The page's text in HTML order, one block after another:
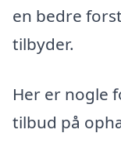
en bedre
tilbyder.
Her er nogle
tilbud på